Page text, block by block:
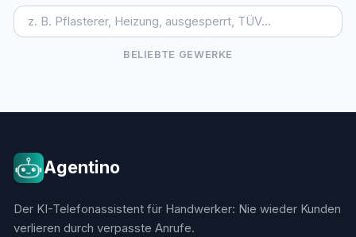
BELIEBTE GEWERKE
Agentino
Der KI-Telefonassistent für Handwerker: Nie wieder Kunden
verlieren durch verpasste Anrufe.